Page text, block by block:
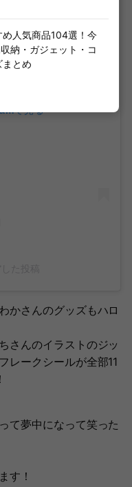
で見る
かさんのグッズもハロ
さんのイラストのジッ
レークシールが全部11
て夢中になって笑った
す！
め人気商品104選！今
納・ガジェット・コ
まとめ